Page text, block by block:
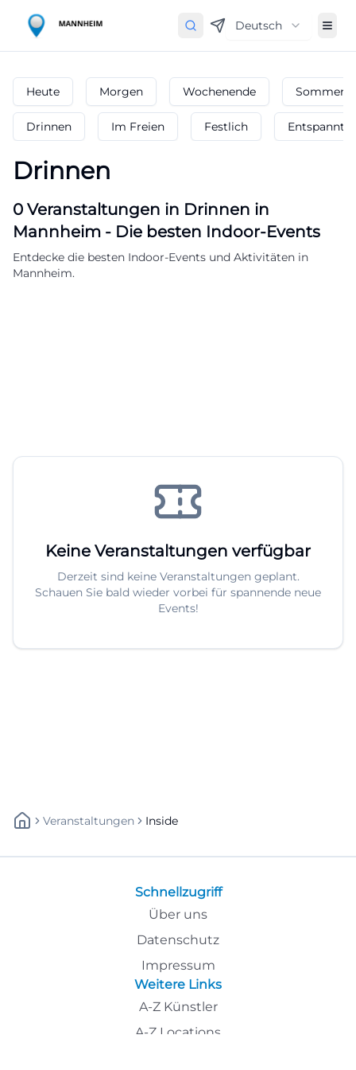
Deutsch
Heute Morgen Wochenende
Drinnen Im Freien Festlich Entspannt
Drinnen
0 Veranstaltungen in Drinnen in
Mannheim - Die besten Indoor-Events
Entdecke die besten Indoor-Events und Aktivitäten in
Mannheim.
Keine Veranstaltungen verfügbar
Derzeit sind keine Veranstaltungen geplant.
Schauen Sie bald wieder vorbei für spannende neue
Events!
Veranstaltungen Inside
Schnellzugriff
Über uns
Datenschutz
Impressum
Weitere Links
A-Z Künstler
A-Z Locations